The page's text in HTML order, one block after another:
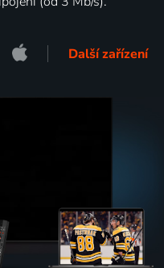
Další zařízení